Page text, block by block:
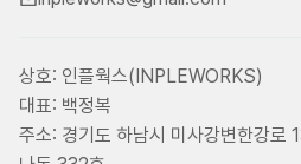
상호: 인플웍스(INPLEWORKS)
대표: 백정복
주소: 경기도 하남시 미사강변한강로